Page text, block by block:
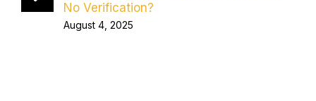
No Verification?
August 4, 2025